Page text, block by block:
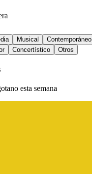
Musical Contemporáneo
Concertístico Otros
esta semana